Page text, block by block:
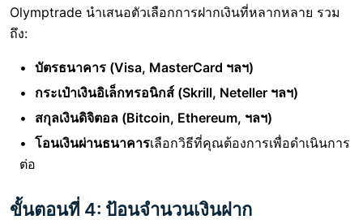
Olymptrade นำเสนอตัวเลือกการฝากเงินที่หลากหลาย รวม
ถึง:
บัตรธนาคาร (Visa, MasterCard ฯลฯ)
กระเป๋าเงินอิเล็กทรอนิกส์ (Skrill, Neteller ฯลฯ)
สกุลเงินดิจิตอล (Bitcoin, Ethereum, ฯลฯ)
โอนเงินผ่านธนาคารเลือกวิธีที่คุณต้องการเพื่อดำเนินการ
ต่อ
ขั้นตอนที่ 4: ป้อนจำนวนเงินฝาก